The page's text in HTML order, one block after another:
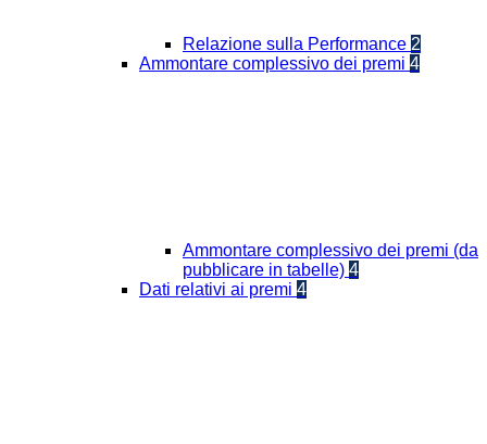
Relazione sulla Performance 2
Ammontare complessivo dei premi 4
Ammontare complessivo dei premi (da
pubblicare in tabelle) 4
Dati relativi ai premi 4